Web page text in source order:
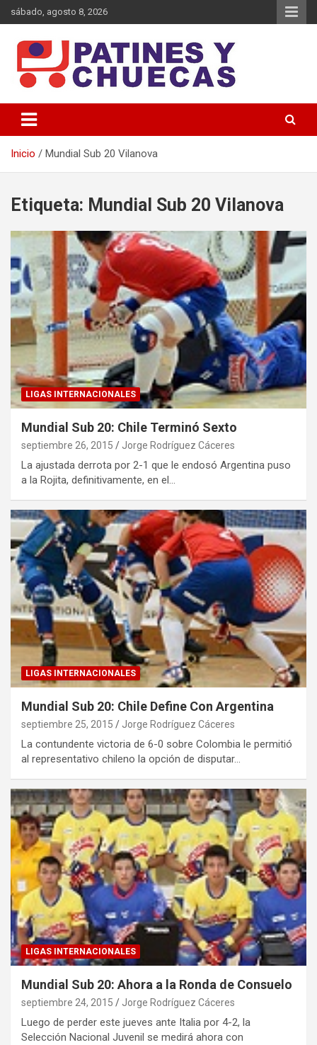
Saltar
al
sábado, agosto 8, 2026
Patines y Chuecas
Inicio Mundial Sub 20 Vilanova
Etiqueta: Mundial Sub 20 Vilanova
LIGAS INTERNACIONALES
Mundial Sub 20: Chile Terminó Sexto
septiembre 26, 2015 Jorge Rodríguez Cáceres
La ajustada derrota por 2-1 que le endosó Argentina puso
a la Rojita, definitivamente, en el…
LIGAS INTERNACIONALES
Mundial Sub 20: Chile Define Con Argentina
septiembre 25, 2015 Jorge Rodríguez Cáceres
La contundente victoria de 6-0 sobre Colombia le permitió
al representativo chileno la opción de disputar…
LIGAS INTERNACIONALES
Mundial Sub 20: Ahora a la Ronda de Consuelo
septiembre 24, 2015 Jorge Rodríguez Cáceres
Luego de perder este jueves ante Italia por 4-2, la
Selección Nacional Juvenil se medirá ahora con